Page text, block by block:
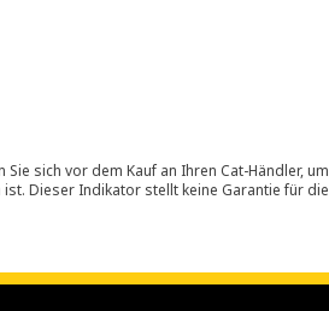
sich vor dem Kauf an Ihren Cat-Händler, um
Dieser Indikator stellt keine Garantie für die